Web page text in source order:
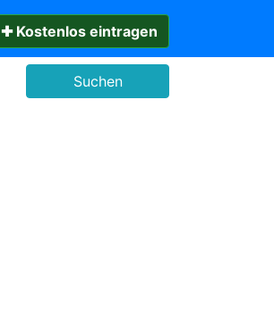
✚ Kostenlos eintragen
Suchen